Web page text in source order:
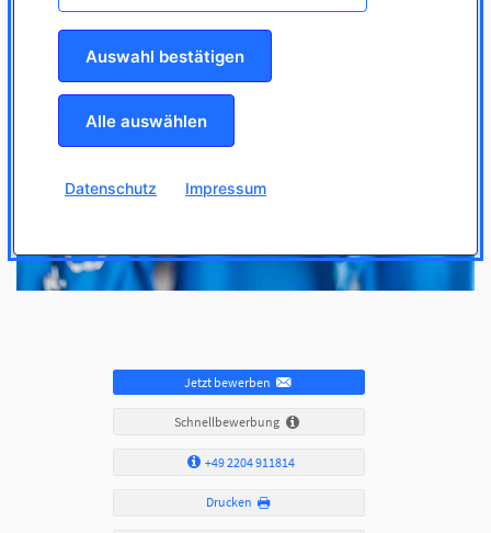
Youtube Video angezeigt wird.
Jetzt bewerben
Schnellbewerbung
+49 2204 911814
Drucken
Auswahl bestätigen
Alle auswählen
Datenschutz Impressum